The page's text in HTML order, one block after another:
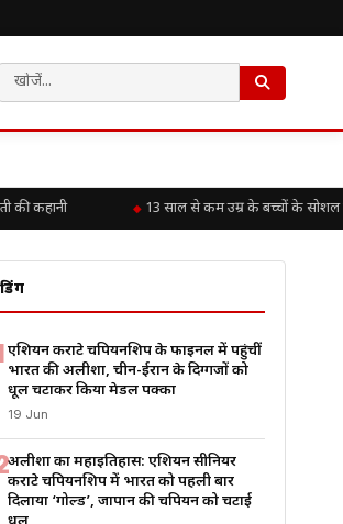
कहानी 13 साल से कम उम्र के बच्चों के सोशल
एशियन कराटे चैंपियनशिप के फाइनल में पहुंचीं
भारत की अलीशा, चीन-ईरान के दिग्गजों को
धूल चटाकर किया मेडल पक्का
19 Jun
अलीशा का महाइतिहास: एशियन सीनियर
कराटे चैंपियनशिप में भारत को पहली बार
दिलाया ‘गोल्ड’, जापान की चैंपियन को चटाई